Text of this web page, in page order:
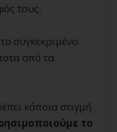
τους.
συγκεκριμένο
από τα
κάποια στιγμή
το